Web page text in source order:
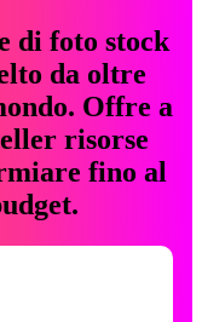
di foto stock
da oltre
Offre a
risorse
fino al